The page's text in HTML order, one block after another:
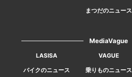
まつだのニュース
MediaVague
LASISA VAGUE
バイクのニュース
乗りものニュース